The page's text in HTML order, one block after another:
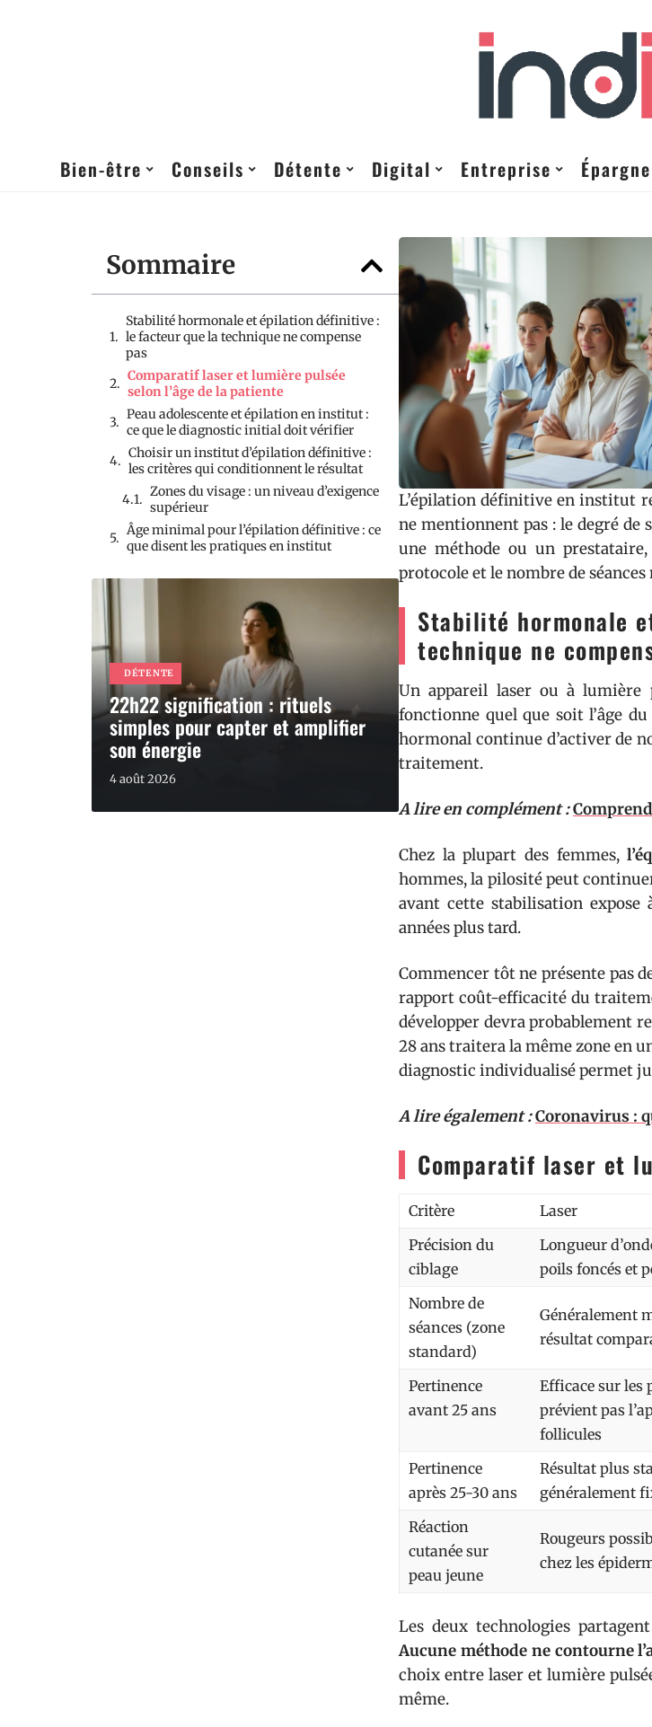
Bien-être Conseils Détente Digital Entreprise Épargne
Sommaire
Stabilité hormonale et épilation définitive :
le facteur que la technique ne compense
pas
Comparatif laser et lumière pulsée
selon l’âge de la patiente
Peau adolescente et épilation en institut :
ce que le diagnostic initial doit vérifier
Choisir un institut d’épilation définitive :
les critères qui conditionnent le résultat
Zones du visage : un niveau d’exigence
supérieur
Âge minimal pour l’épilation définitive : ce
que disent les pratiques en institut
DÉTENTE
22h22 signification : rituels
simples pour capter et amplifier
son énergie
4 août 2026
L’épilation définitive en institut
ne mentionnent pas : le degré
une méthode ou un
protocole et le nombre de
Stabilité hormonale
technique ne
Un appareil laser ou à lumière
fonctionne quel que soit l’âge
hormonal continue d’activer de
traitement.
A lire en complément :
Chez la plupart des femmes,
hommes, la pilosité peut
avant cette stabilisation expose
années plus tard.
Commencer tôt ne présente pas
rapport coût-efficacité du
développer devra probablement
28 ans traitera la même zone en
diagnostic individualisé permet
A lire également :Coronavirus :
Comparatif laser et
Critère Laser
Précision du
ciblage
Longueur
poils foncés et
Nombre de
séances (zone
standard)
Généralement
résultat
Pertinence
avant 25 ans
Efficace sur les
prévient pas
follicules
Pertinence
après 25-30 ans
Résultat plus
généralement
Réaction
cutanée sur
peau jeune
Rougeurs
chez les
Les deux technologies
Aucune méthode ne contourne
choix entre laser et lumière
même.